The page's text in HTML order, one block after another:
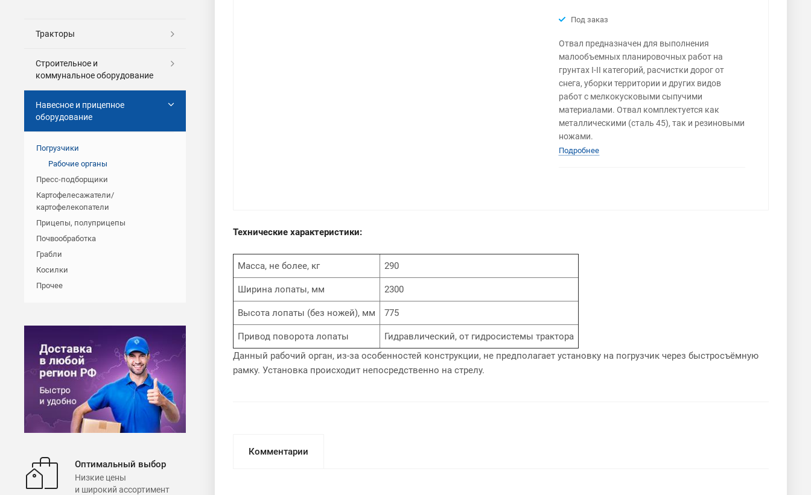
Под заказ
Отвал предназначен для выполнения
малообъемных планировочных работ на
грунтах I-II категорий, расчистки дорог от
снега, уборки территории и других видов
работ с мелкокусковыми сыпучими
материалами. Отвал комплектуется как
металлическими (сталь 45), так и резиновыми
ножами.
Подробнее
Технические характеристики:
Масса, не более, кг 290
Ширина лопаты, мм 2300
Высота лопаты (без ножей), мм 775
Привод поворота лопаты
Гидравлический, от гидросистемы трактора
Данный рабочий орган, из-за особенностей конструкции, не предполагает установку на погрузчик через быстросъёмную
рамку. Установка происходит непосредственно на стрелу.
Комментарии
Тракторы
Строительное и
коммунальное оборудование
Навесное и прицепное
оборудование
Погрузчики
Рабочие органы
Пресс-подборщики
Картофелесажатели/
картофелекопатели
Прицепы, полуприцепы
Почвообработка
Грабли
Косилки
Прочее
Оптимальный выбор
Низкие цены
и широкий ассортимент